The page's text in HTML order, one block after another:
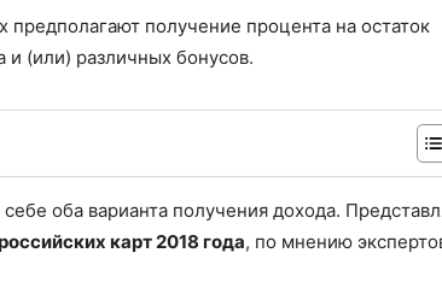
предполагают получение процента на остаток
(или) различных бонусов.
оба варианта получения дохода.
карт 2018 года, по мнению